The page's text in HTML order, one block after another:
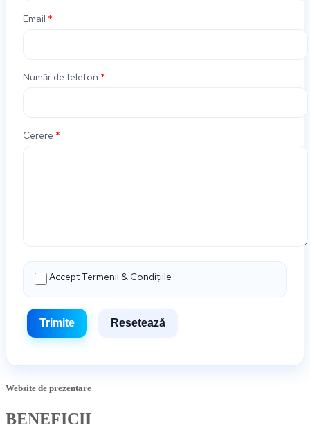
Email *
Număr de telefon *
Cerere *
Accept Termenii & Condițiile
Website de prezentare
BENEFICII